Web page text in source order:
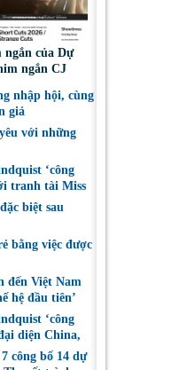
ngắn của Dự
ngắn CJ
quốc tế
2026
nhập hội, cùng
giả
với những
‘công
tranh tài Miss
biệt sau
bằng việc được
đến Việt Nam
hệ đầu tiên’
‘công
diện China,
công bố 14 dự